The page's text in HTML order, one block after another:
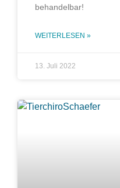
behandelbar!
WEITERLESEN »
13. Juli 2022